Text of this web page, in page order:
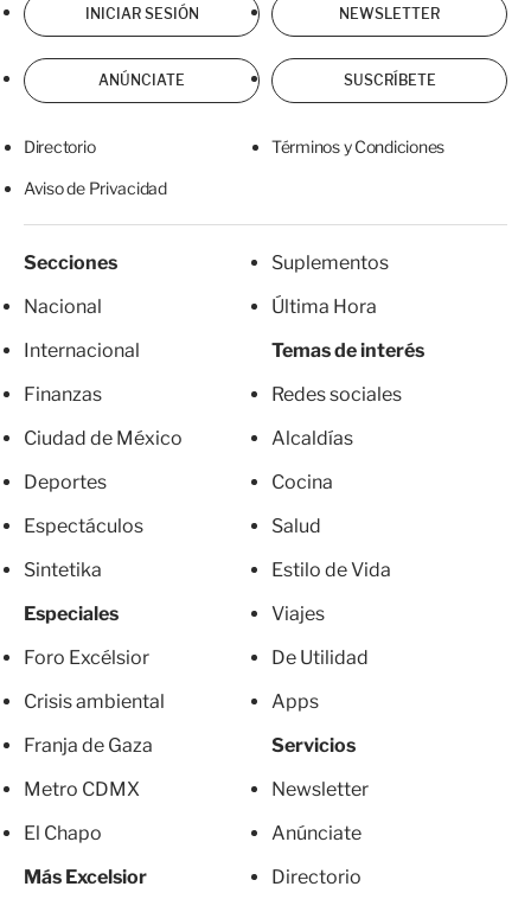
INICIAR SESIÓN NEWSLETTER
ANÚNCIATE SUSCRÍBETE
Directorio Términos y Condiciones
Aviso de Privacidad
Secciones
Nacional
Internacional
Finanzas
Ciudad de México
Deportes
Espectáculos
Sintetika
Especiales
Foro Excélsior
Crisis ambiental
Franja de Gaza
Metro CDMX
El Chapo
Más Excelsior
Suplementos
Última Hora
Temas de interés
Redes sociales
Alcaldías
Cocina
Salud
Estilo de Vida
Viajes
De Utilidad
Apps
Servicios
Newsletter
Anúnciate
Directorio